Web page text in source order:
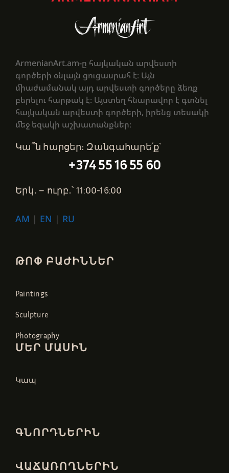
ArmenianArt.am-ը հայկական արվեստի
գործերի օնլայն ցուցասրահ է։ Այն
միաժամանակ այդ արվեստի գործերը ձեռք
բերելու հարթակ է։ Այստեղ հնարավոր է գտնել
հայկական արվեստի գործերի, իրենց տեսակի
մեջ եզակի աշխատանքներ։
Կա՞ն հարցեր։ Զանգահարե՛ք՝
+374 55 16 55 60
Երկ․ – ուրբ․՝ 11:00-16:00
AM | EN | RU
ԹՈՓ ԲԱԺԻՆՆԵՐ
Paintings
Sculpture
Photography
ՄԵՐ ՄԱՍԻՆ
Կապ
ԳՆՈՐԴՆԵՐԻՆ
ՎԱՃԱՌՈՂՆԵՐԻՆ